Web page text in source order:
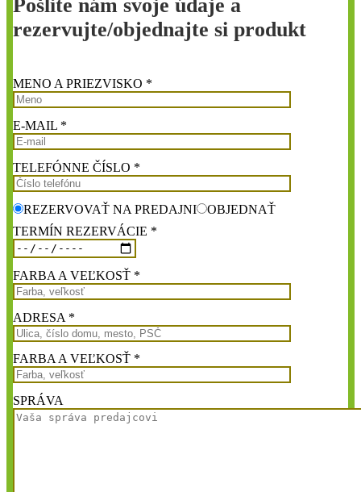
Pošlite nám svoje údaje a
rezervujte/objednajte si produkt
MENO A PRIEZVISKO *
E-MAIL *
TELEFÓNNE ČÍSLO *
REZERVOVAŤ NA PREDAJNI
OBJEDNAŤ
TERMÍN REZERVÁCIE *
FARBA A VEĽKOSŤ *
ADRESA *
FARBA A VEĽKOSŤ *
SPRÁVA